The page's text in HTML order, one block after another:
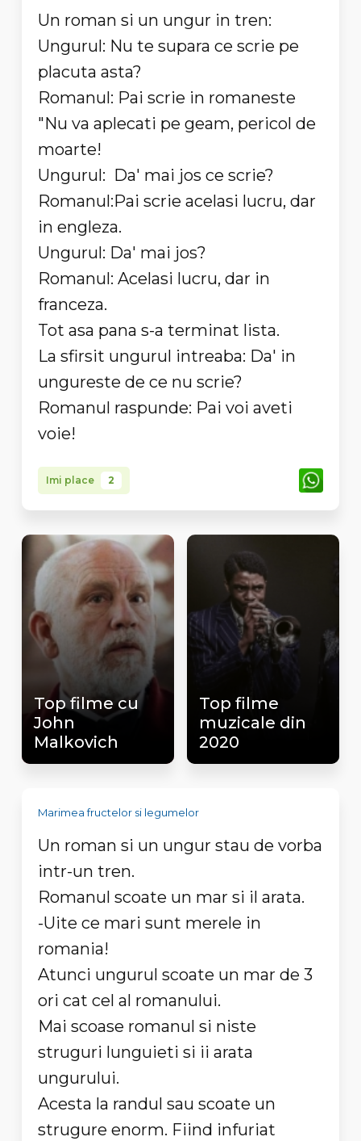
Un roman si un ungur in tren:
Ungurul: Nu te supara ce scrie pe
placuta asta?
Romanul: Pai scrie in romaneste
"Nu va aplecati pe geam, pericol de
moarte!
Ungurul: Da' mai jos ce scrie?
Romanul:Pai scrie acelasi lucru, dar
in engleza.
Ungurul: Da' mai jos?
Romanul: Acelasi lucru, dar in
franceza.
Tot asa pana s-a terminat lista.
La sfirsit ungurul intreaba: Da' in
ungureste de ce nu scrie?
Romanul raspunde: Pai voi aveti
voie!
Imi place 2
Top filme cu
John
Malkovich
Top filme
muzicale din
2020
Marimea fructelor si legumelor
Un roman si un ungur stau de vorba
intr-un tren.
Romanul scoate un mar si il arata.
-Uite ce mari sunt merele in
romania!
Atunci ungurul scoate un mar de 3
ori cat cel al romanului.
Mai scoase romanul si niste
struguri lunguieti si ii arata
ungurului.
Acesta la randul sau scoate un
strugure enorm. Fiind infuriat